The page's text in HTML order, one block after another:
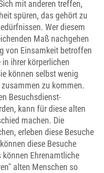
mit anderen treffen,
spüren, das gehört zu
Wer diesem
Maß nachgehen
von Einsamkeit betroffen
ihrer körperlichen
können selbst wenig
zu kommen.
Besuchsdienst-
kann für diese alten
machen. Die
erleben diese Besuche
diese Besuche
Ehrenamtliche
alten Menschen so